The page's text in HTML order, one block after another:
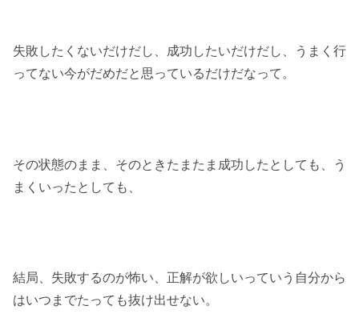
失敗したくないだけだし、成功したいだけだし、うまく行
ってない今がだめだと思っているだけだなって。
その状態のまま、そのときたまたま成功したとしても、う
まくいったとしても、
結局、失敗するのが怖い、正解が欲しいっていう自分から
はいつまでたっても抜け出せない。